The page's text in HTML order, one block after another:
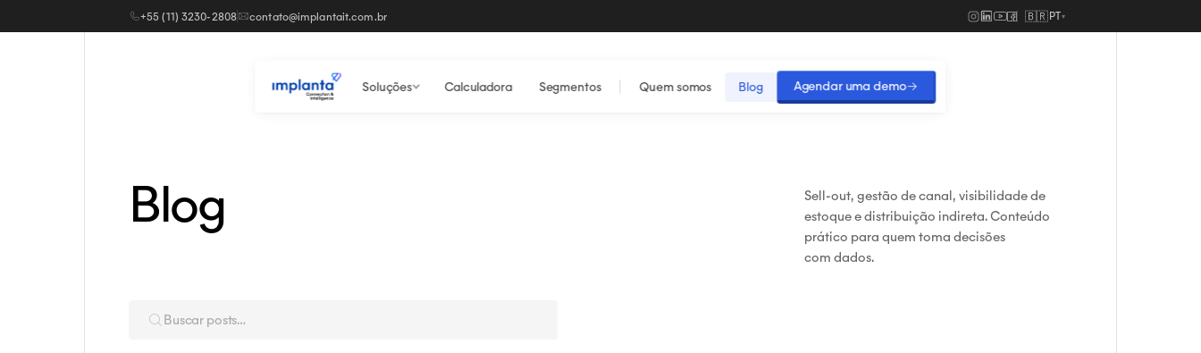
+55 (11) 3230-2808 contato@implantait.com.br 🇧🇷PT▾
Soluções Calculadora Segmentos Quem somos Blog Agendar uma demo→
Blog
Sell-out, gestão de canal, visibilidade de
estoque e distribuição indireta. Conteúdo
prático para quem toma decisões
com dados.